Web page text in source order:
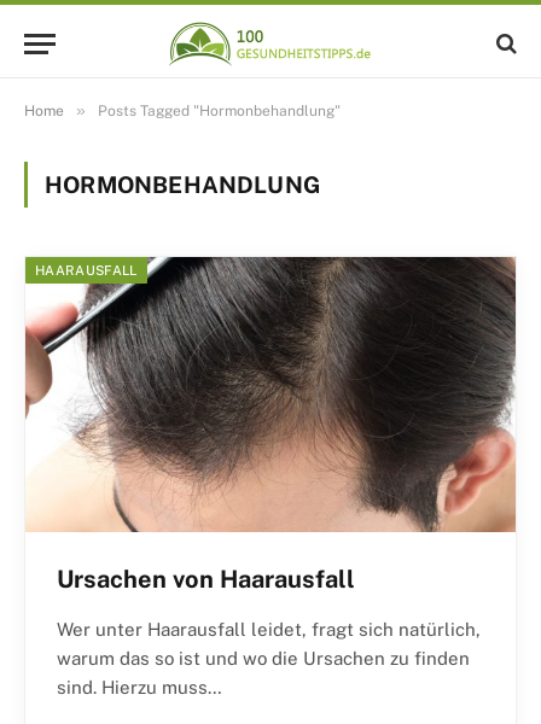
Home » Posts Tagged "Hormonbehandlung"
HORMONBEHANDLUNG
HAARAUSFALL
Ursachen von Haarausfall
Wer unter Haarausfall leidet, fragt sich natürlich,
warum das so ist und wo die Ursachen zu finden
sind. Hierzu muss…